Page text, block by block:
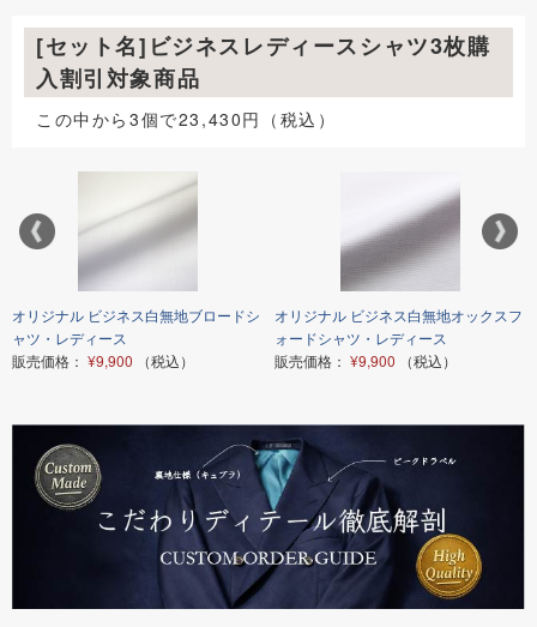
[セット名]ビジネスレディースシャツ3枚購
入割引対象商品
この中から3個で23,430円（税込）
オリジナル ビジネス白無地ブロードシ
ャツ・レディース
販売価格： ¥9,900 （税込）
オリジナル ビジネス白無地オックスフ
ォードシャツ・レディース
販売価格： ¥9,900 （税込）